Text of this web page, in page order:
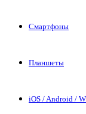
Смартфоны
Планшеты
iOS / Android /